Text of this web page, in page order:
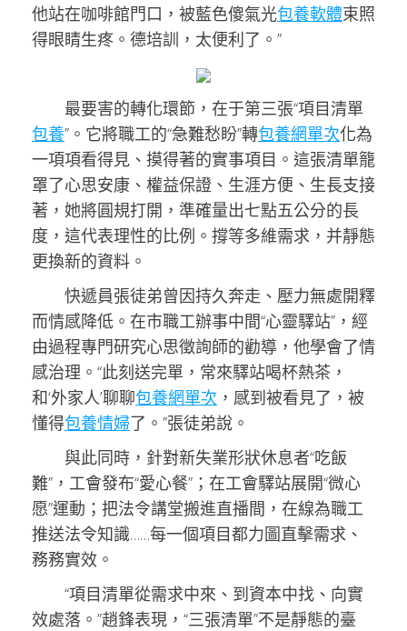
他站在咖啡館門口，被藍色傻氣光包養軟體束照
得眼睛生疼。德培訓，太便利了。”
最要害的轉化環節，在于第三張“項目清單
包養”。它將職工的“急難愁盼”轉包養網單次化為
一項項看得見、摸得著的實事項目。這張清單籠
罩了心思安康、權益保證、生涯方便、生長支接
著，她將圓規打開，準確量出七點五公分的長
度，這代表理性的比例。撐等多維需求，并靜態
更換新的資料。
快遞員張徒弟曾因持久奔走、壓力無處開釋
而情感降低。在市職工辦事中間“心靈驛站”，經
由過程專門研究心思徵詢師的勸導，他學會了情
感治理。“此刻送完單，常來驛站喝杯熱茶，
和‘外家人’聊聊包養網單次 ，感到被看見了，被
懂得包養情婦了。”張徒弟說。
與此同時，針對新失業形狀休息者“吃飯
難”，工會發布“愛心餐”；在工會驛站展開“微心
愿”運動；把法令講堂搬進直播間，在線為職工
推送法令知識……每一個項目都力圖直擊需求、
務務實效。
“項目清單從需求中來、到資本中找、向實
效處落。”趙鋒表現，“三張清單”不是靜態的臺